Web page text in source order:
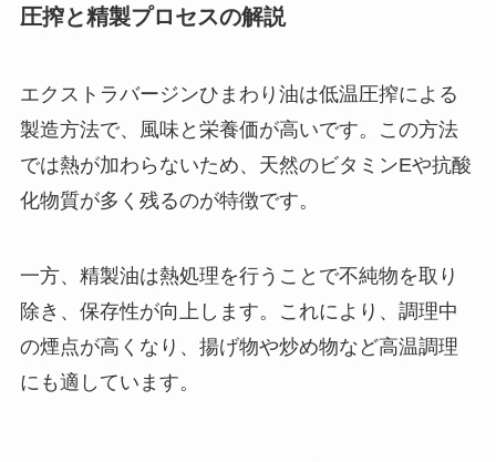
圧搾と精製プロセスの解説
エクストラバージンひまわり油は低温圧搾による
製造方法で、風味と栄養価が高いです。この方法
では熱が加わらないため、天然のビタミンEや抗酸
化物質が多く残るのが特徴です。
一方、精製油は熱処理を行うことで不純物を取り
除き、保存性が向上します。これにより、調理中
の煙点が高くなり、揚げ物や炒め物など高温調理
にも適しています。